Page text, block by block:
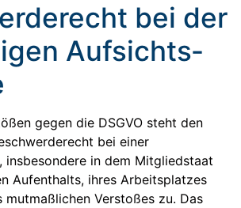
bei der
Aufsichts­
gegen die DSGVO steht den
bei einer
insbesondere in dem Mitgliedstaat
Aufenthalts, ihres Arbeitsplatzes
Verstoßes zu. Das